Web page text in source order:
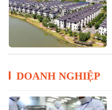
DOANH NGHIỆP